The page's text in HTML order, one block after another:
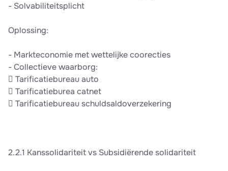
- Solvabiliteitsplicht
Oplossing:
- Markteconomie met wettelijke coorecties
- Collectieve waarborg:
 Tarificatiebureau auto
 Tarificatieburea catnet
 Tarificatiebureau schuldsaldoverzekering
2.2.1 Kanssolidariteit vs Subsidiërende solidariteit